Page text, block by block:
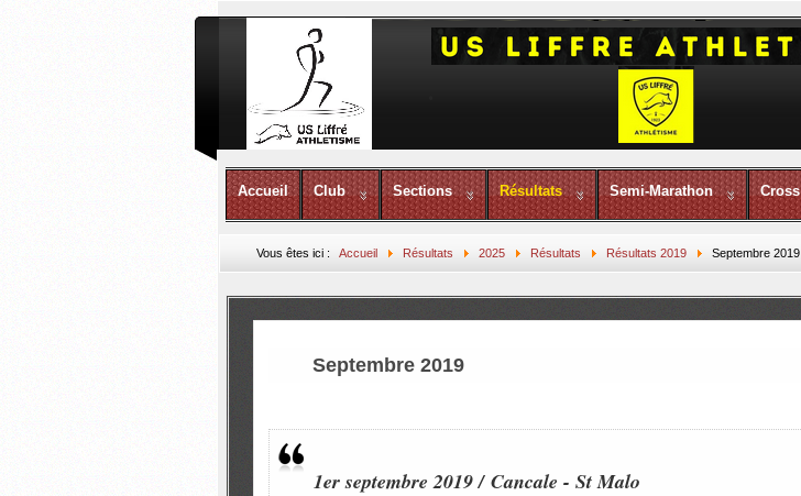
Accueil Club Sections Résultats Semi-Marathon Cross
Vous êtes ici :Accueil Résultats 2025 Résultats Résultats 2019 Septembre 2019
Septembre 2019
1er septembre 2019 /Cancale - St Malo